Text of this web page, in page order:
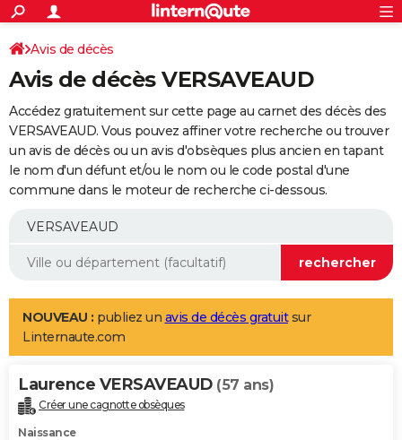
ACTUALITÉS
Politique
Société
Faits Divers
Education
Monde
Villes
+
SPORT
Coupe du monde 2026
Football
Tennis
Cyclisme
Rugby
Forum
Programme TV
TNT
Streaming
Cinéma
Sorties cinéma
Musique
+
FINANCE
Impôts
Immobilier
Risques naturels par ville
Banque
Assurance
Crédit
AUTO
Essais
Réserver un essai
Citadines
Berlines
SUV
Forum auto
+
Mobiles
Meilleur smartphone
Internet
Ordinateurs
Jeux vidéo
Guide high-tech
Aménagement intérieur
LIFESTYLE
Art de vivre
Bien-être
Loisirs
Mode
Modes de vie
Alimentation
Guide de la santé
Maladies
Médicaments
Sommeil
VOYAGE
Destinations
City break
Voyage nature
Voyage de noces
Forum
Climat
+PHOTO
Avis de décès
Avis de décès VERSAVEAUD
Accédez gratuitement sur cette page au carnet des décès des
VERSAVEAUD. Vous pouvez affiner votre recherche ou trouver
un avis de décès ou un avis d'obsèques plus ancien en tapant
le nom d'un défunt et/ou le nom ou le code postal d'une
commune dans le moteur de recherche ci-dessous.
NOUVEAU : publiez un avis de décès gratuitsur
Linternaute.com
Laurence VERSAVEAUD (57 ans)
Créer une cagnotte obsèques
Naissance